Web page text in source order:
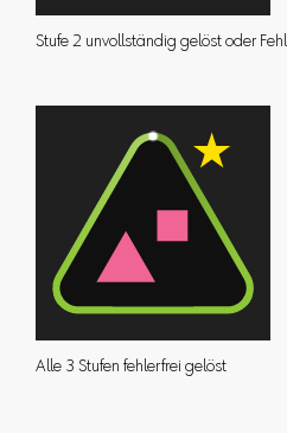
Stufe 2 unvollständig gelöst oder
Alle 3 Stufen fehlerfrei gelöst